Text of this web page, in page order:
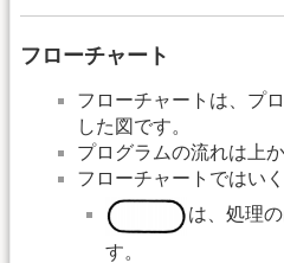
フローチャート
フローチャートは、プ
した図です。
プログラムの流れは上
フローチャートではい
は、処理
す。